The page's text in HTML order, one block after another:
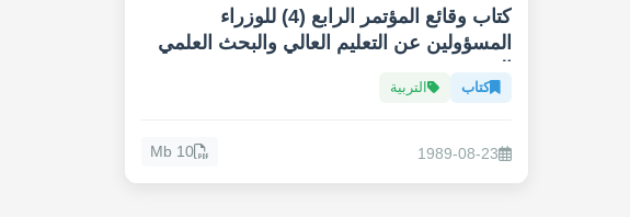
كتاب وقائع المؤتمر الرابع (4) للوزراء
المسؤولين عن التعليم العالي والبحث العلمي
العرب
كتاب التربية
1989-08-23
10 Mb